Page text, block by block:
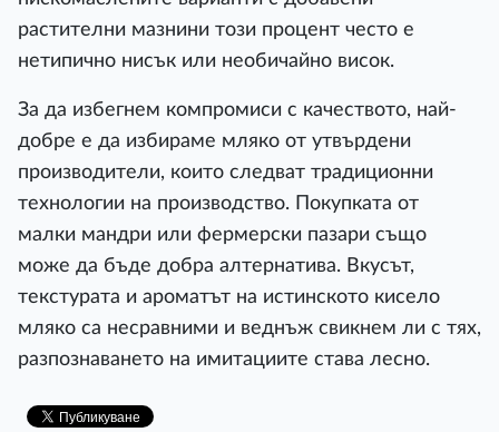
растителни мазнини този процент често е
нетипично нисък или необичайно висок.
За да избегнем компромиси с качеството, най-
добре е да избираме мляко от утвърдени
производители, които следват традиционни
технологии на производство. Покупката от
малки мандри или фермерски пазари също
може да бъде добра алтернатива. Вкусът,
текстурата и ароматът на истинското кисело
мляко са несравними и веднъж свикнем ли с тях,
разпознаването на имитациите става лесно.